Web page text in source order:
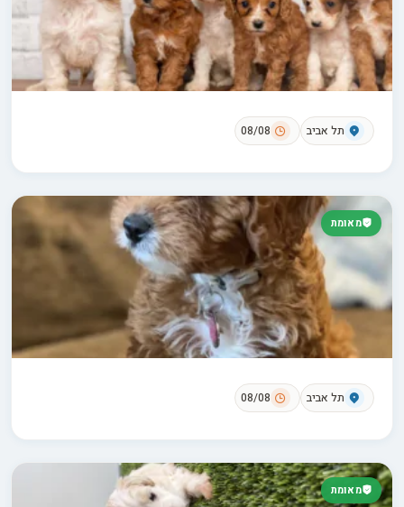
תל אביב 08/08
מאומת
תל אביב 08/08
מאומת